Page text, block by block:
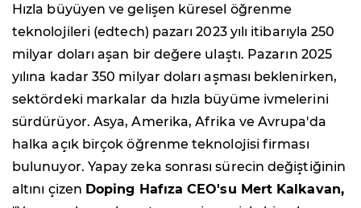
Hızla büyüyen ve gelişen küresel öğrenme
teknolojileri (edtech) pazarı 2023 yılı itibarıyla 250
milyar doları aşan bir değere ulaştı. Pazarın 2025
yılına kadar 350 milyar doları aşması beklenirken,
sektördeki markalar da hızla büyüme ivmelerini
sürdürüyor. Asya, Amerika, Afrika ve Avrupa'da
halka açık birçok öğrenme teknolojisi firması
bulunuyor. Yapay zeka sonrası sürecin değiştiğinin
altını çizen Doping Hafıza CEO'su Mert Kalkavan,